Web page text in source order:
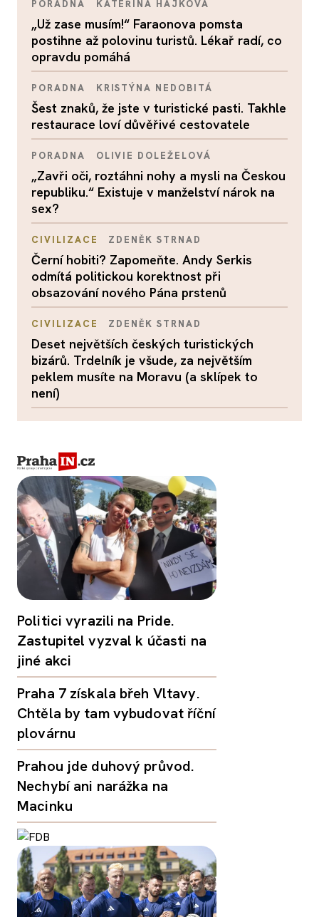
PORADNA KATEŘINA HÁJKOVÁ
„Už zase musím!“ Faraonova pomsta
postihne až polovinu turistů. Lékař radí, co
opravdu pomáhá
PORADNA KRISTÝNA NEDOBITÁ
Šest znaků, že jste v turistické pasti. Takhle
restaurace loví důvěřivé cestovatele
PORADNA OLIVIE DOLEŽELOVÁ
„Zavři oči, roztáhni nohy a mysli na Českou
republiku.“ Existuje v manželství nárok na
sex?
CIVILIZACE ZDENĚK STRNAD
Černí hobiti? Zapomeňte. Andy Serkis
odmítá politickou korektnost při
obsazování nového Pána prstenů
CIVILIZACE ZDENĚK STRNAD
Deset největších českých turistických
bizárů. Trdelník je všude, za největším
peklem musíte na Moravu (a sklípek to
není)
Politici vyrazili na Pride.
Zastupitel vyzval k účasti na
jiné akci
Praha 7 získala břeh Vltavy.
Chtěla by tam vybudovat říční
plovárnu
Prahou jde duhový průvod.
Nechybí ani narážka na
Macinku